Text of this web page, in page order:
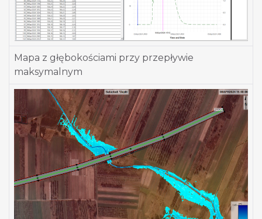
Mapa z głębokościami przy przepływie
maksymalnym